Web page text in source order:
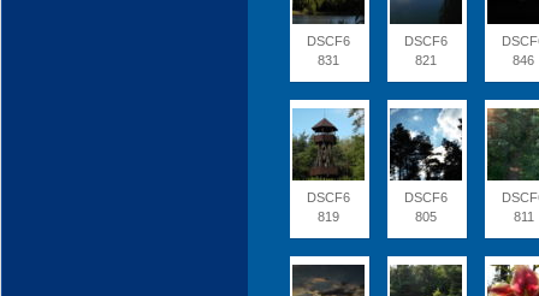
DSCF6
831
DSCF6
821
846
DSCF6
819
DSCF6
805
811